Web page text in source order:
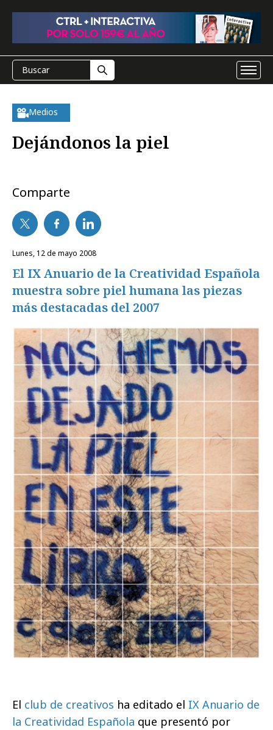
Medios
Dejándonos la piel
Comparte
lunes, 12 de mayo 2008
El IX Anuario de la Creatividad Española
muestra sobre piel humana las piezas
más destacadas del 2007
El club de creativos ha editado el IX Anuario de
la Creatividad Española que presentó por